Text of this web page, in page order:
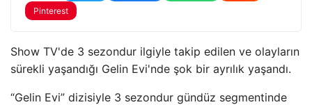
Pinterest
Show TV'de 3 sezondur ilgiyle takip edilen ve olayların
sürekli yaşandığı Gelin Evi'nde şok bir ayrılık yaşandı.
“Gelin Evi” dizisiyle 3 sezondur gündüz segmentinde